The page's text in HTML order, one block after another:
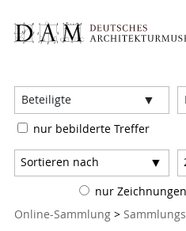
Beteiligte
nur bebilderte Treffer
Sortieren nach
nur Zeichnungen
Sie sind hier:
Online-Sammlung >